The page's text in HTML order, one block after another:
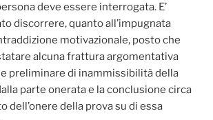
deve essere interrogata. E’
discorrere, quanto all’impugnata
motivazionale, posto che
alcuna frattura argomentativa
preliminare di inammissibilità della
parte onerata e la conclusione circa
dell’onere della prova su di essa